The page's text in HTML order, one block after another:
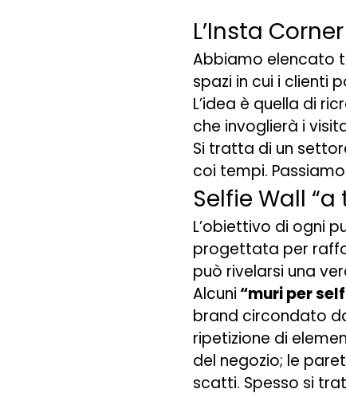
L’Insta
Abbiamo elencato
spazi in cui i clienti
L’idea è quella di
che invoglierà i
Si tratta di un
coi tempi.
Selfie Wall
L’obiettivo di ogni
progettata per
può rivelarsi una
Alcuni “muri per
brand circondato
ripetizione di
del negozio; le
scatti. Spesso si